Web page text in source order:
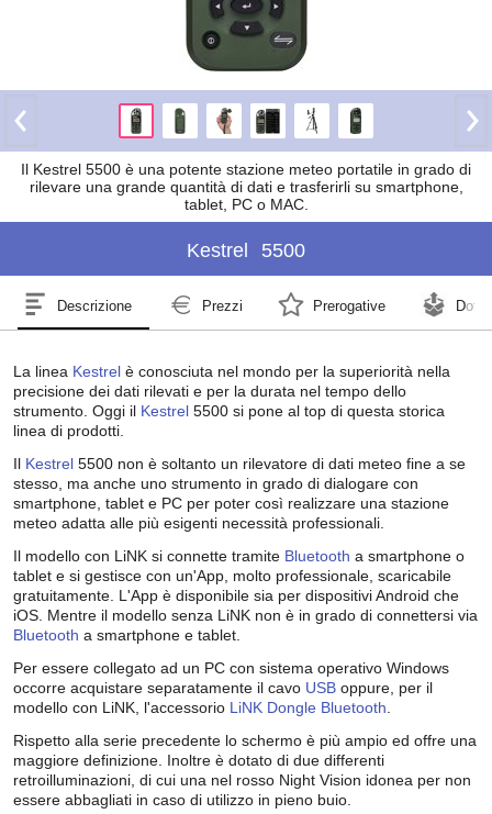
Il Kestrel 5500 è una potente stazione meteo portatile in grado di
rilevare una grande quantità di dati e trasferirli su smartphone,
tablet, PC o MAC.
Kestrel 5500
Descrizione Prezzi Prerogative
La linea Kestrel è conosciuta nel mondo per la superiorità nella
precisione dei dati rilevati e per la durata nel tempo dello
strumento. Oggi il Kestrel 5500 si pone al top di questa storica
linea di prodotti.
Il Kestrel 5500 non è soltanto un rilevatore di dati meteo fine a se
stesso, ma anche uno strumento in grado di dialogare con
smartphone, tablet e PC per poter così realizzare una stazione
meteo adatta alle più esigenti necessità professionali.
Il modello con LiNK si connette tramite Bluetooth a smartphone o
tablet e si gestisce con un'App, molto professionale, scaricabile
gratuitamente. L'App è disponibile sia per dispositivi Android che
iOS. Mentre il modello senza LiNK non è in grado di connettersi via
Bluetooth a smartphone e tablet.
Per essere collegato ad un PC con sistema operativo Windows
occorre acquistare separatamente il cavo USB oppure, per il
modello con LiNK, l'accessorio LiNK Dongle Bluetooth
Rispetto alla serie precedente lo schermo è più ampio ed offre una
maggiore definizione. Inoltre è dotato di due differenti
retroilluminazioni, di cui una nel rosso Night Vision idonea per non
essere abbagliati in caso di utilizzo in pieno buio.